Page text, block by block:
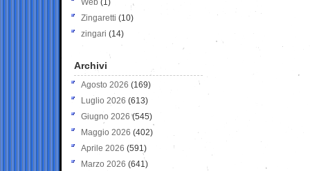
Web (1)
Zingaretti (10)
zingari (14)
Archivi
Agosto 2026 (169)
Luglio 2026 (613)
Giugno 2026 (545)
Maggio 2026 (402)
Aprile 2026 (591)
Marzo 2026 (641)